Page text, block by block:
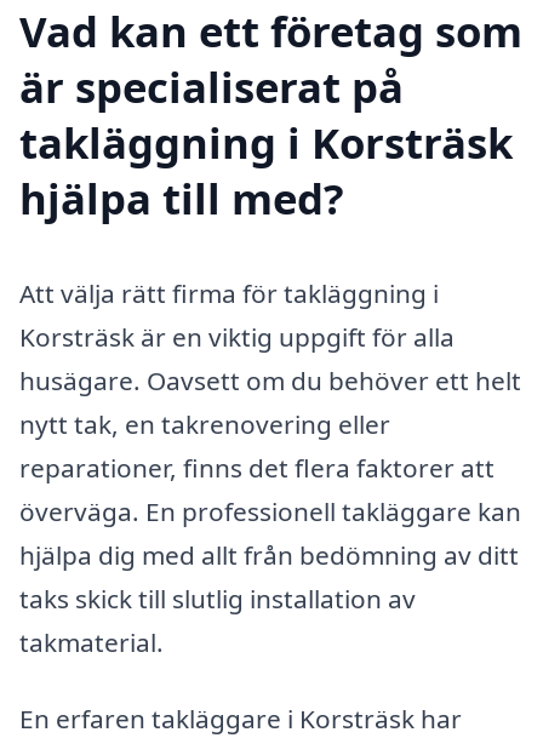
Vad kan ett företag som
är specialiserat på
takläggning i Korsträsk
hjälpa till med?
Att välja rätt firma för takläggning i
Korsträsk är en viktig uppgift för alla
husägare. Oavsett om du behöver ett helt
nytt tak, en takrenovering eller
reparationer, finns det flera faktorer att
överväga. En professionell takläggare kan
hjälpa dig med allt från bedömning av ditt
taks skick till slutlig installation av
takmaterial.
En erfaren takläggare i Korsträsk har